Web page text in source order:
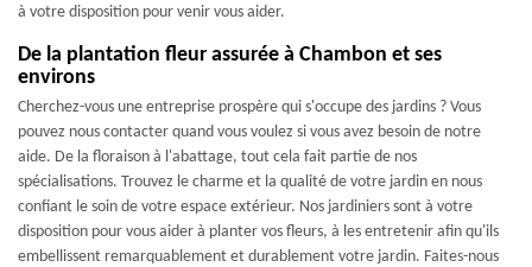
à votre disposition pour venir vous aider.
De la plantation fleur assurée à Chambon et ses
environs
Cherchez-vous une entreprise prospère qui s'occupe des jardins ? Vous
pouvez nous contacter quand vous voulez si vous avez besoin de notre
aide. De la floraison à l'abattage, tout cela fait partie de nos
spécialisations. Trouvez le charme et la qualité de votre jardin en nous
confiant le soin de votre espace extérieur. Nos jardiniers sont à votre
disposition pour vous aider à planter vos fleurs, à les entretenir afin qu'ils
embellissent remarquablement et durablement votre jardin. Faites-nous